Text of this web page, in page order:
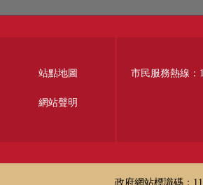
站點地圖
網站聲明
市民服務熱線：
政府網站標識碼：